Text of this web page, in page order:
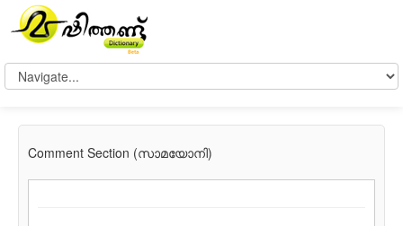
Comment Section (സാമയോനി)